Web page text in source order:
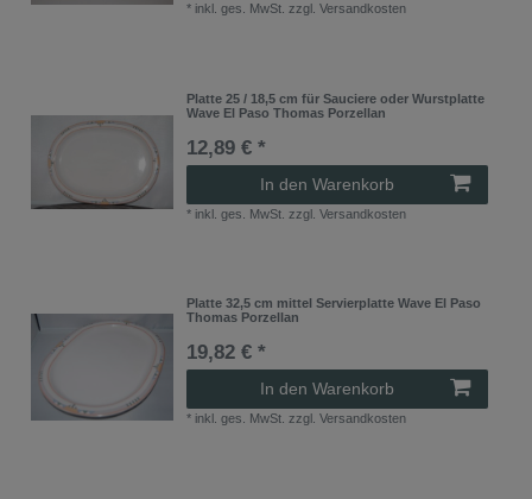
* inkl. ges. MwSt. zzgl.Versandkosten
Platte 25 / 18,5 cm für Sauciere oder Wurstplatte
Wave El Paso Thomas Porzellan
12,89 € *
In den Warenkorb
* inkl. ges. MwSt. zzgl.Versandkosten
Platte 32,5 cm mittel Servierplatte Wave El Paso
Thomas Porzellan
19,82 € *
In den Warenkorb
* inkl. ges. MwSt. zzgl.Versandkosten